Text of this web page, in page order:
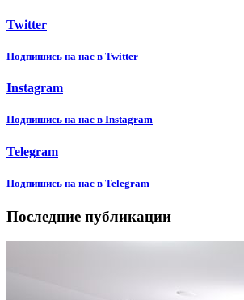
Twitter
Подпишиcь на нас в Twitter
Instagram
Подпишиcь на нас в Instagram
Telegram
Подпишиcь на нас в Telegram
Последние публикации